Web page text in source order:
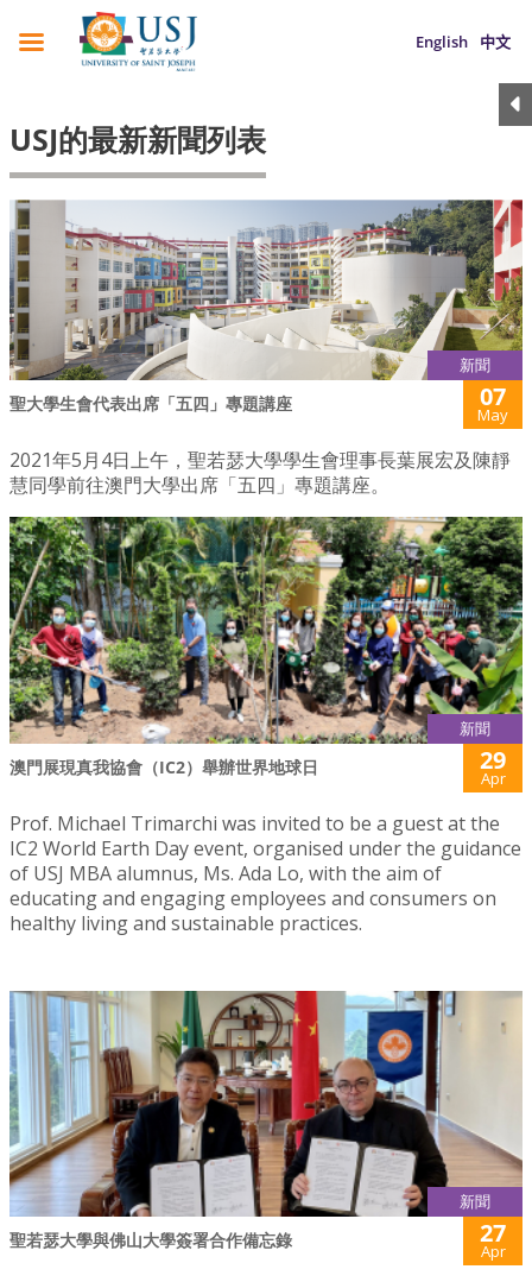
English 中文
USJ的最新新聞列表
新聞
聖大學生會代表出席「五四」專題講座 07
May
2021年5月4日上午，聖若瑟大學學生會理事長葉展宏及陳靜
慧同學前往澳門大學出席「五四」專題講座。
新聞
澳門展現真我協會（IC2）舉辦世界地球日 29
Apr
Prof. Michael Trimarchi was invited to be a guest at the
IC2 World Earth Day event, organised under the guidance
of USJ MBA alumnus, Ms. Ada Lo, with the aim of
educating and engaging employees and consumers on
healthy living and sustainable practices.
新聞
聖若瑟大學與佛山大學簽署合作備忘錄 27
Apr